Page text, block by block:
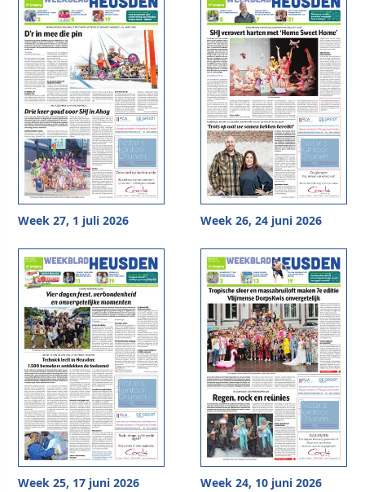
Week 27, 1 juli 2026 Week 26, 24 juni 2026
Week 25, 17 juni 2026 Week 24, 10 juni 2026